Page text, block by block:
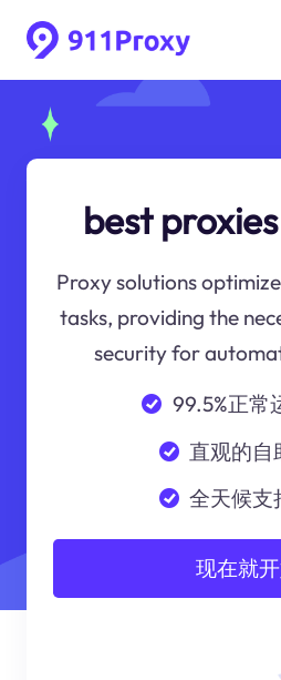
best
Proxy solutions
tasks, providing the
security for
99.5%正常
直观的自
全天候支
现在就